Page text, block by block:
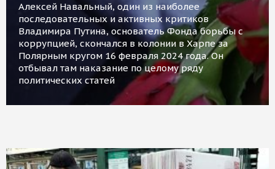
Алексей Навальный, один из наиболее
последовательных и активных критиков
Владимира Путина, основатель Фонда борьбы с
коррупцией, скончался в колонии в Харпе за
Полярным кругом 16 февраля 2024 года. Он
отбывал там наказание по целому ряду
политических статей